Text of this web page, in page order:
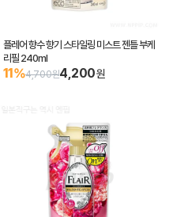
플레어 향수 향기 스타일링 미스트 젠틀 부케
리필 240ml
11%4,700원4,200원